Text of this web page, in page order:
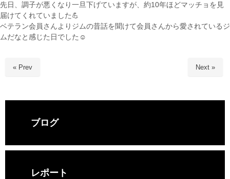
先日、調子が悪くなり一旦下げていますが、約10年ほどマッチョを見
届けてくれていました💪
ベテラン会員さんよりジムの昔話を聞けて会員さんから愛されているジ
ムだなと感じた日でした☺️
« Prev Next »
ブログ
レポート